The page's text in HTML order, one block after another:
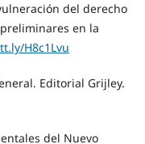
del derecho
en la
H8c1Lvu
Editorial Grijley.
del Nuevo